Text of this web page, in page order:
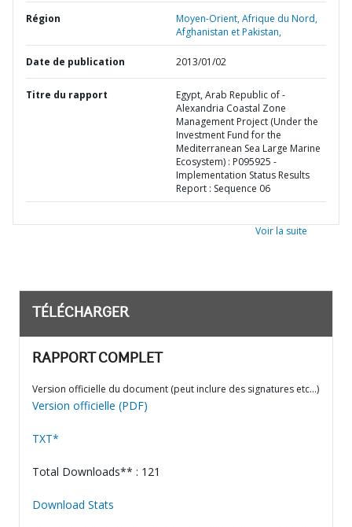
Région
Moyen-Orient, Afrique du Nord,
Afghanistan et Pakistan,
Date de publication 2013/01/02
Titre du rapport
Egypt, Arab Republic of -
Alexandria Coastal Zone
Management Project (Under the
Investment Fund for the
Mediterranean Sea Large Marine
Ecosystem) : P095925 -
Implementation Status Results
Report : Sequence 06
Voir la suite
TÉLÉCHARGER
RAPPORT COMPLET
Version officielle du document (peut inclure des signatures etc…)
Version officielle (PDF)
TXT*
Total Downloads** : 121
Download Stats